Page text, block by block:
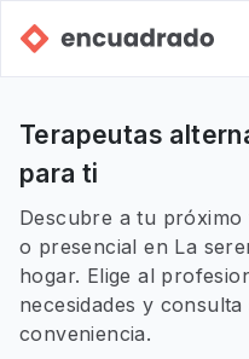
Terapeutas
para ti
Descubre a tu
o presencial en La
hogar. Elige al
necesidades y
conveniencia.